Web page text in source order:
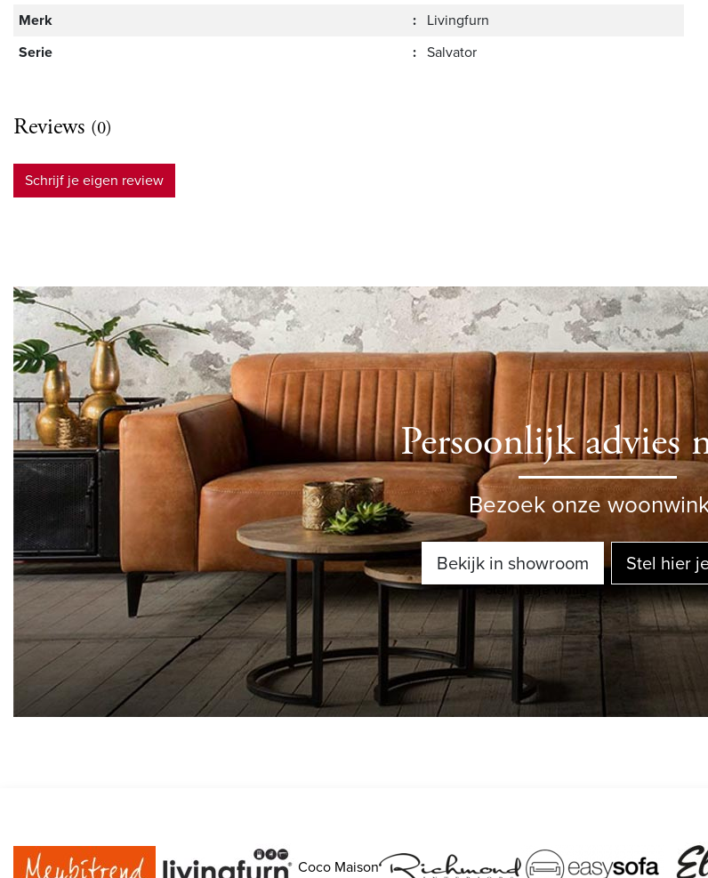
Merk
: Livingfurn
Serie
: Salvator
Reviews (0)
Schrijf je eigen review
Persoonlijk advies
Bezoek onze
Bekijk in showroom Stel hier
Coco Maison